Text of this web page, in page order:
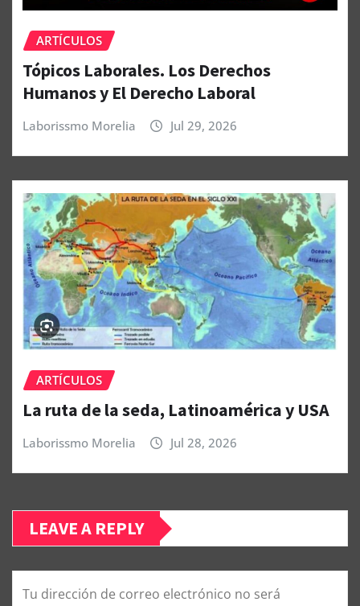
ARTÍCULOS
Tópicos Laborales. Los Derechos
Humanos y El Derecho Laboral
Laborissmo Morelia Jul 29, 2026
ARTÍCULOS
La ruta de la seda, Latinoamérica y USA
Laborissmo Morelia Jul 28, 2026
LEAVE A REPLY
Tu dirección de correo electrónico no será